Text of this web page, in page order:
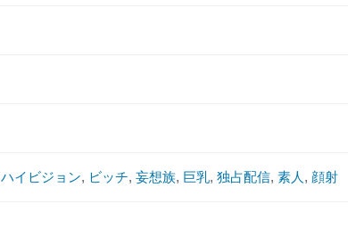
ハイビジョン, ビッチ, 妄想族, 巨乳, 独占配信, 素人 , 顔射